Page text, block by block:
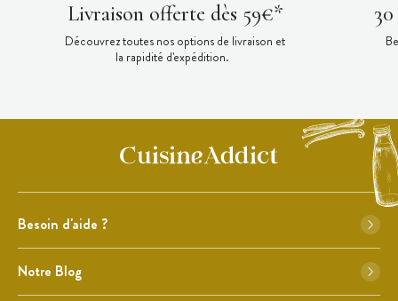
Livraison offerte dès 59€*
Découvrez toutes nos options de livraison et
la rapidité d'expédition.
Besoin d'aide ?
Notre Blog